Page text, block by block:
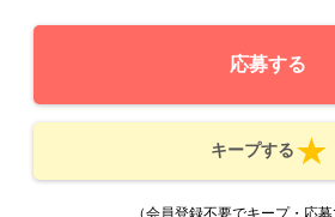
応募する
キープする
（会員登録不要でキープ・応募